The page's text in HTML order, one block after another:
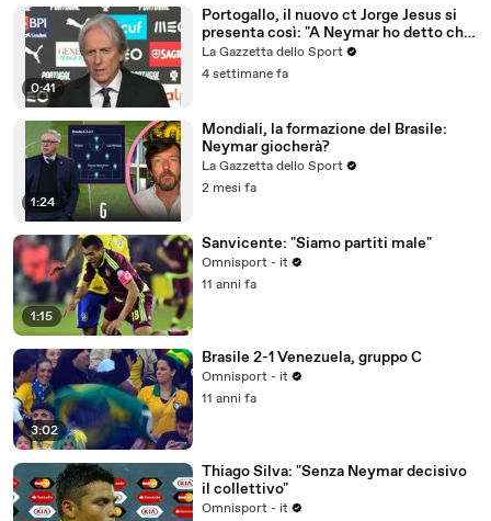
0:41
Portogallo, il nuovo ct Jorge Jesus si
presenta così: "A Neymar ho detto che
era finito"
La Gazzetta dello Sport
4 settimane fa
1:24
Mondiali, la formazione del Brasile:
Neymar giocherà?
La Gazzetta dello Sport
2 mesi fa
1:15
Sanvicente: "Siamo partiti male"
Omnisport - it
11 anni fa
3:02
Brasile 2-1 Venezuela, gruppo C
Omnisport - it
11 anni fa
Thiago Silva: "Senza Neymar decisivo
il collettivo"
Omnisport - it